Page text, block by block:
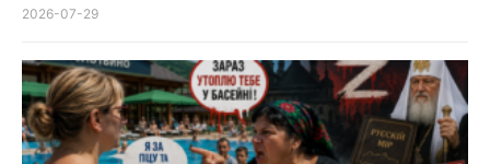
2026-07-29